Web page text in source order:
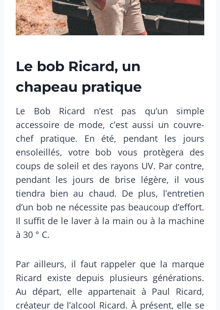
Le bob Ricard, un
chapeau pratique
Le Bob Ricard n’est pas qu’un simple
accessoire de mode, c’est aussi un couvre-
chef pratique. En été, pendant les jours
ensoleillés, votre bob vous protègera des
coups de soleil et des rayons UV. Par contre,
pendant les jours de brise légère, il vous
tiendra bien au chaud. De plus, l’entretien
d’un bob ne nécessite pas beaucoup d’effort.
Il suffit de le laver à la main ou à la machine
à 30 ° C.
Par ailleurs, il faut rappeler que la marque
Ricard existe depuis plusieurs générations.
Au départ, elle appartenait à Paul Ricard,
créateur de l’alcool Ricard. À présent, elle se